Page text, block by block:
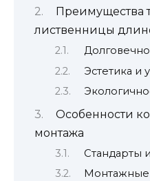
Преимущества
лиственницы
Эстетика и
Особенности
монтажа
Стандарты